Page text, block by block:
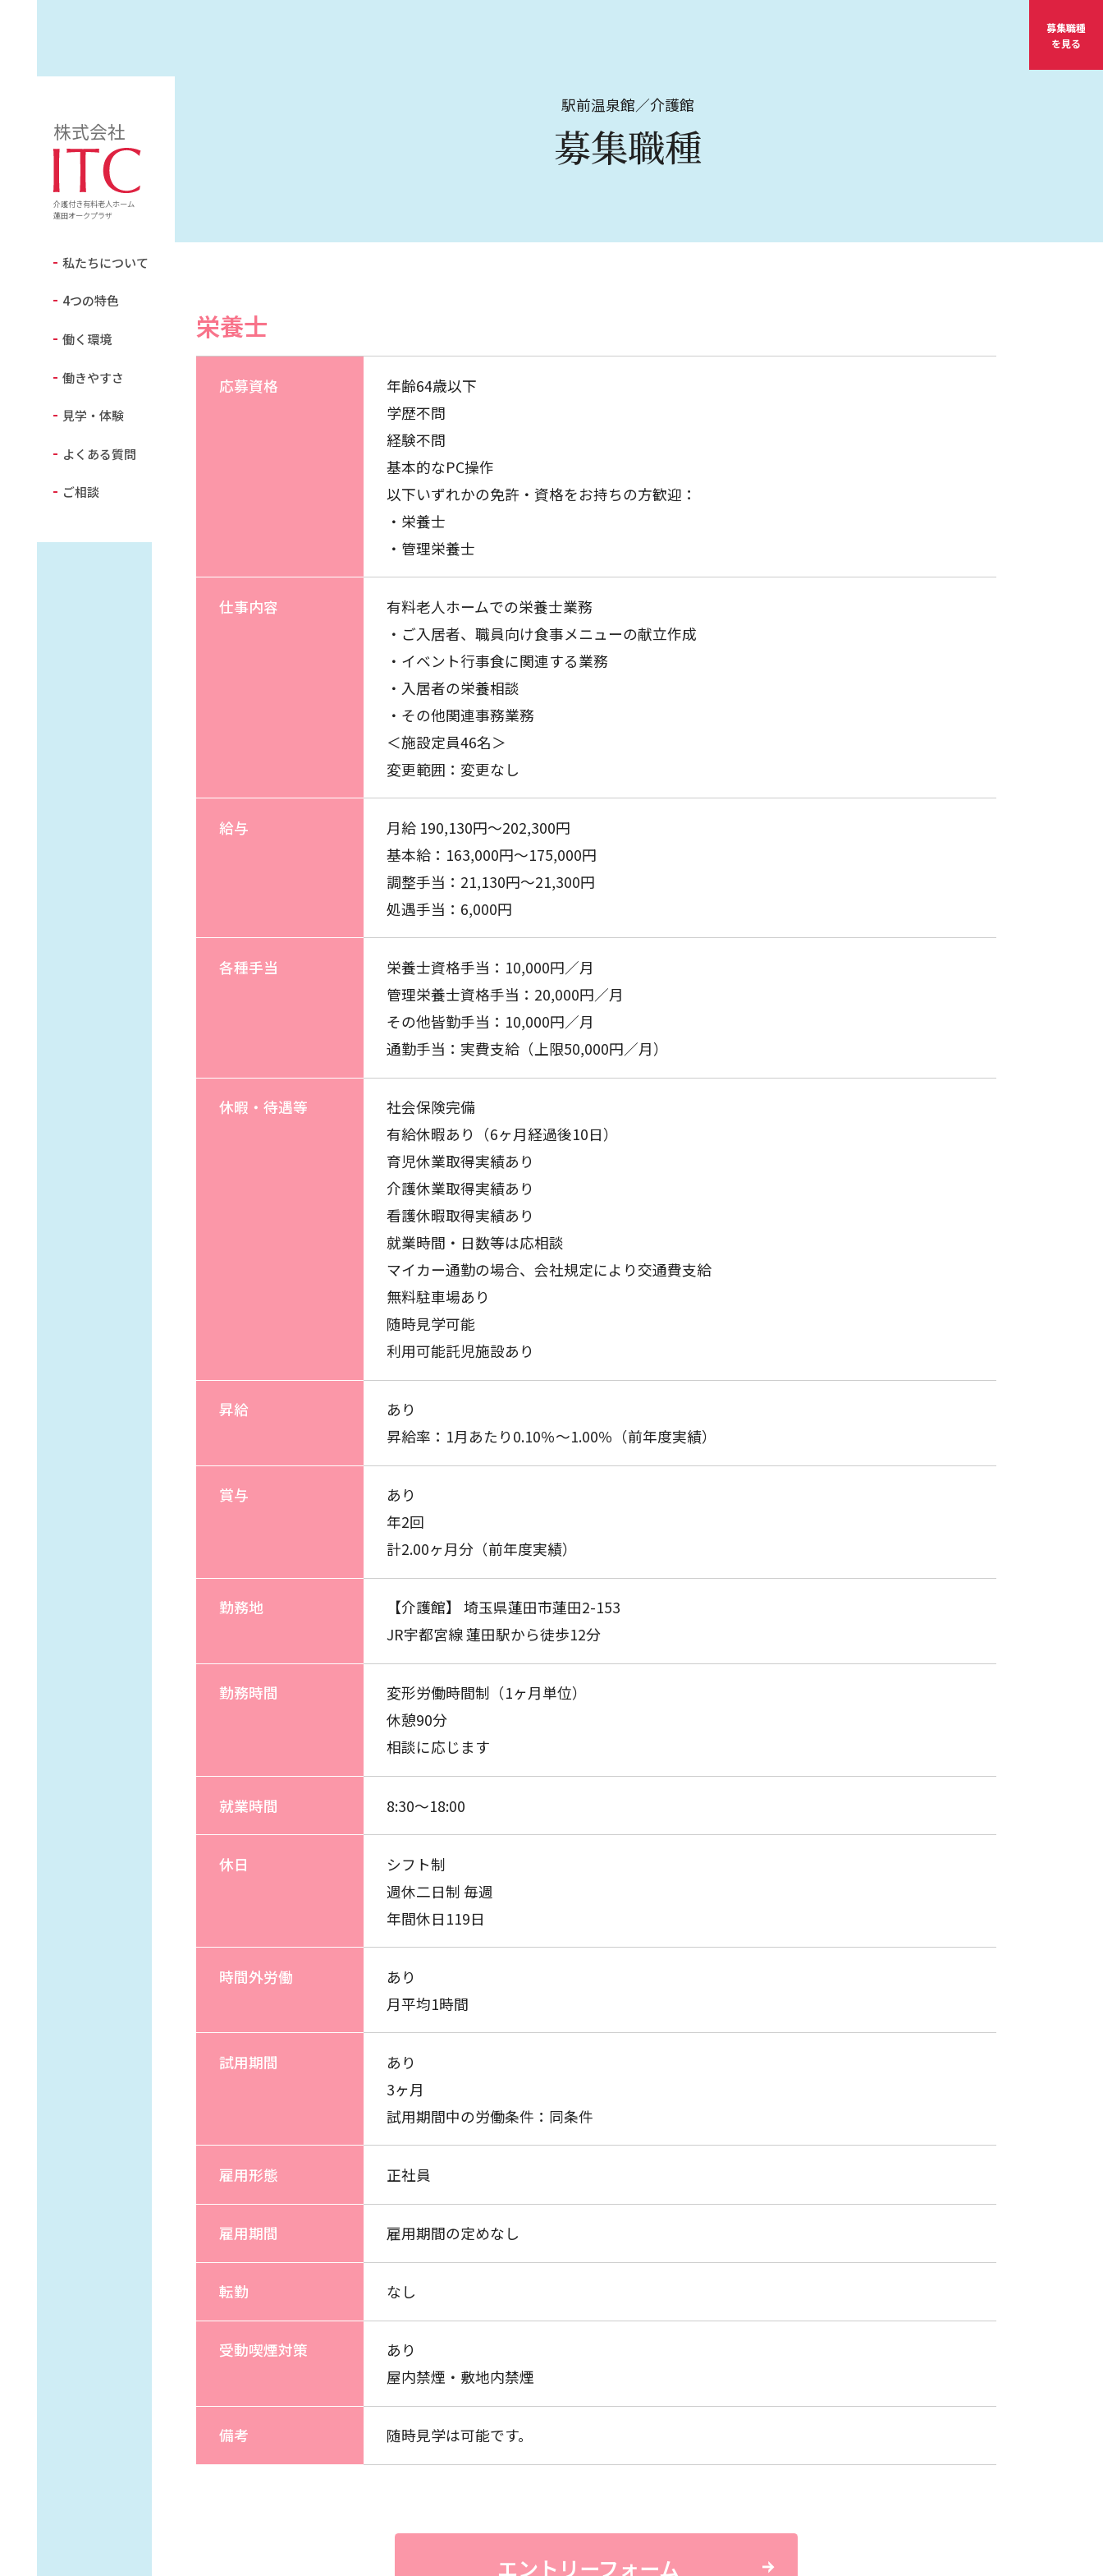
株式会社
介護付き有料老人ホーム
蓮田オークプラザ
私たちについて
4つの特色
働く環境
働きやすさ
見学・体験
よくある質問
ご相談
募集職種
を見る
駅前温泉館／介護館
募集職種
栄養士
応募資格
年齢64歳以下
学歴不問
経験不問
基本的なPC操作
以下いずれかの免許・資格をお持ちの方歓迎：
・栄養士
・管理栄養士
仕事内容
有料老人ホームでの栄養士業務
・ご入居者、職員向け食事メニューの献立作成
・イベント行事食に関連する業務
・入居者の栄養相談
・その他関連事務業務
＜施設定員46名＞
変更範囲：変更なし
給与
月給 190,130円〜202,300円
基本給：163,000円〜175,000円
調整手当：21,130円〜21,300円
処遇手当：6,000円
各種手当
栄養士資格手当：10,000円／月
管理栄養士資格手当：20,000円／月
その他皆勤手当：10,000円／月
通勤手当：実費支給（上限50,000円／月）
休暇・待遇等
社会保険完備
有給休暇あり（6ヶ月経過後10日）
育児休業取得実績あり
介護休業取得実績あり
看護休暇取得実績あり
就業時間・日数等は応相談
マイカー通勤の場合、会社規定により交通費支給
無料駐車場あり
随時見学可能
利用可能託児施設あり
昇給
あり
昇給率：1月あたり0.10％〜1.00％（前年度実績）
賞与
あり
年2回
計2.00ヶ月分（前年度実績）
勤務地
【介護館】 埼玉県蓮田市蓮田2-153
JR宇都宮線 蓮田駅から徒歩12分
勤務時間
変形労働時間制（1ヶ月単位）
休憩90分
相談に応じます
就業時間 8:30〜18:00
休日
シフト制
週休二日制 毎週
年間休日119日
時間外労働
あり
月平均1時間
試用期間
あり
3ヶ月
試用期間中の労働条件：同条件
雇用形態 正社員
雇用期間 雇用期間の定めなし
転勤 なし
受動喫煙対策
あり
屋内禁煙・敷地内禁煙
備考 随時見学は可能です。
エントリーフォーム